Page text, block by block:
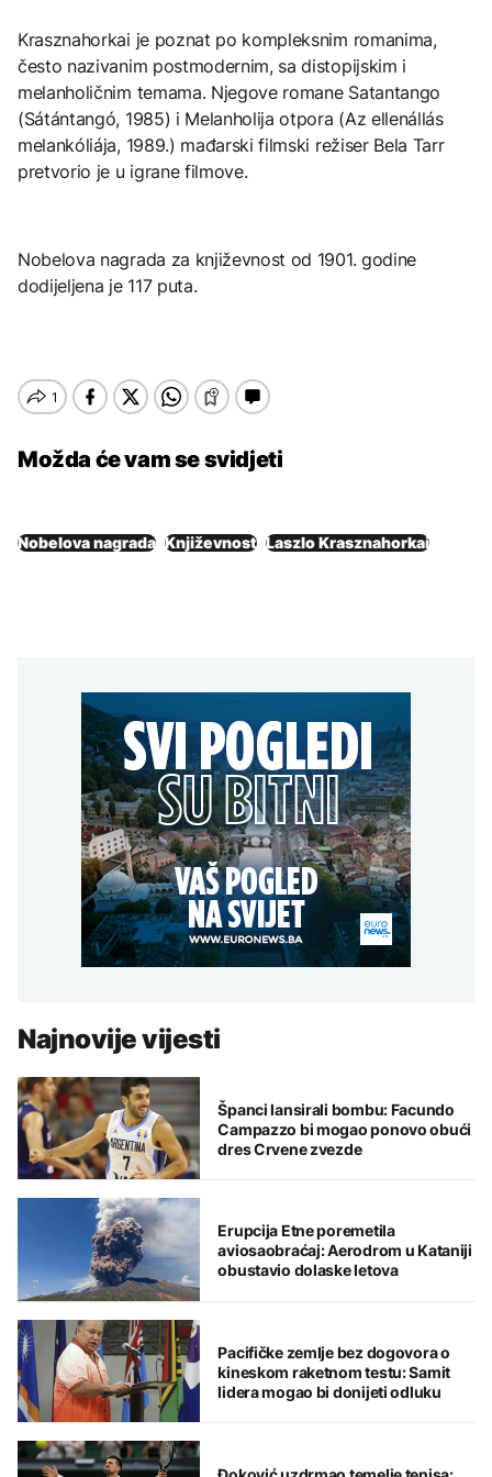
Krasznahorkai je poznat po kompleksnim romanima,
često nazivanim postmodernim, sa distopijskim i
melanholičnim temama. Njegove romane Satantango
(Sátántangó, 1985) i Melanholija otpora (Az ellenállás
melankóliája, 1989.) mađarski filmski režiser Bela Tarr
pretvorio je u igrane filmove.
Nobelova nagrada za književnost od 1901. godine
dodijeljena je 117 puta.
Možda će vam se svidjeti
Nobelova nagrada Književnost Laszlo Krasznahorkai
Najnovije vijesti
Španci lansirali bombu: Facundo
Campazzo bi mogao ponovo obući
dres Crvene zvezde
Erupcija Etne poremetila
aviosaobraćaj: Aerodrom u Kataniji
obustavio dolaske letova
Pacifičke zemlje bez dogovora o
kineskom raketnom testu: Samit
lidera mogao bi donijeti odluku